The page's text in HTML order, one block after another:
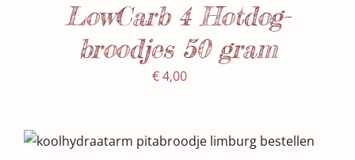
LowCarb 4 Hotdog-
broodjes 50 gram
€4,00
SELECTEER DATUM(S) /
DETAILS